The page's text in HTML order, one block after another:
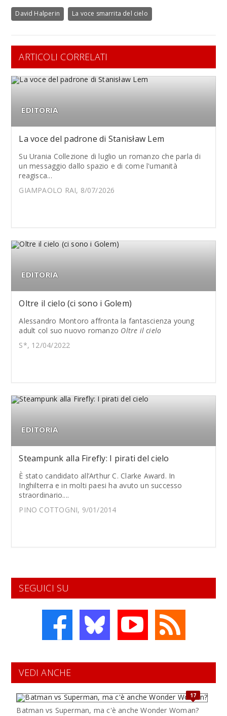
David Halperin La voce smarrita del cielo
ARTICOLI CORRELATI
EDITORIA
La voce del padrone di Stanisław Lem
Su Urania Collezione di luglio un romanzo che parla di
un messaggio dallo spazio e di come l'umanità
reagisca...
GIAMPAOLO RAI, 8/07/2026
EDITORIA
Oltre il cielo (ci sono i Golem)
Alessandro Montoro affronta la fantascienza young
adult col suo nuovo romanzo Oltre il cielo
S*, 12/04/2022
EDITORIA
Steampunk alla Firefly: I pirati del cielo
È stato candidato all’Arthur C. Clarke Award. In
Inghilterra e in molti paesi ha avuto un successo
straordinario....
PINO COTTOGNI, 9/01/2014
SEGUICI SU
VEDI ANCHE
17
Batman vs Superman, ma c'è anche Wonder Woman?